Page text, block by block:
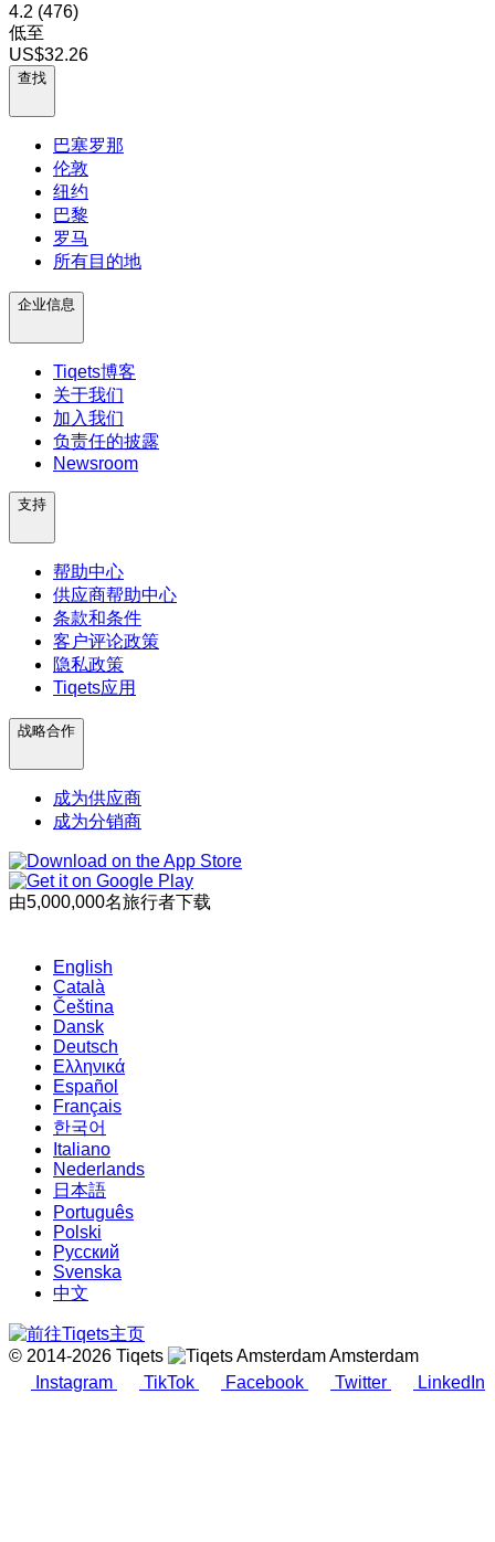
4.2 (476)
低至
US$32.26
查找
巴塞罗那
伦敦
纽约
巴黎
罗马
所有目的地
企业信息
Tiqets博客
关于我们
加入我们
负责任的披露
Newsroom
支持
帮助中心
供应商帮助中心
条款和条件
客户评论政策
隐私政策
Tiqets应用
战略合作
成为供应商
成为分销商
由5,000,000名旅行者下载
English
Català
Čeština
Dansk
Deutsch
Ελληνικά
Español
Français
한국어
Italiano
Nederlands
日本語
Português
Polski
Русский
Svenska
中文
© 2014-2026 Tiqets
Amsterdam
Instagram
TikTok Facebook Twitter LinkedIn